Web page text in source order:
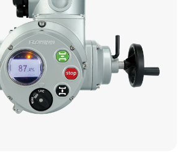
zakaz325@ks-rus.com
Email для связи
9, пав. 31